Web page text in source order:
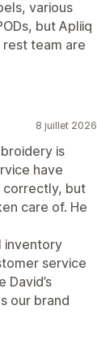
various
but Apliiq
team are
8 juillet 2026
is
have
correctly, but
care of. He
inventory
service
our brand